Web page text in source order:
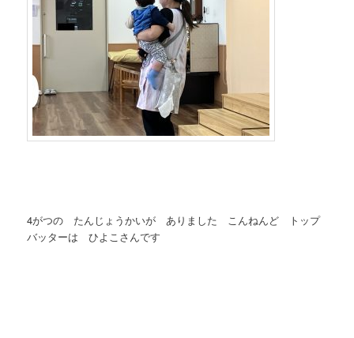
4がつの たんじょうかいが ありました こんねんど トップ
バッターは ひよこさんです